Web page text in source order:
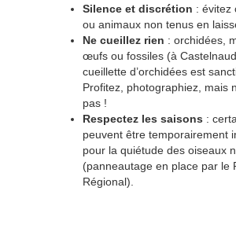
Silence et discrétion : évitez
ou animaux non tenus en
Ne cueillez rien : orchidées,
œufs ou fossiles (à
cueillette d’orchidées est
Profitez, photographiez, mais
pas !
Respectez les saisons :
peuvent être temporairement
pour la quiétude des oiseaux
(panneautage en place par le
Régional).